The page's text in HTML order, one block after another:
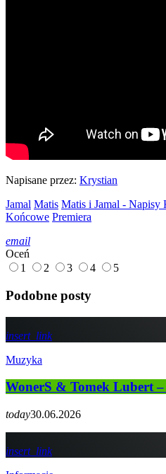
Napisane przez: Krystian
Jamal Matis Matis i Jamal - Napisy
Końcowe Premiera
email
Oceń
1
2 3 4 5
Podobne posty
insert_link
Muzyka
WonerS & Tomek Lubert –
today30.06.2026
insert_link